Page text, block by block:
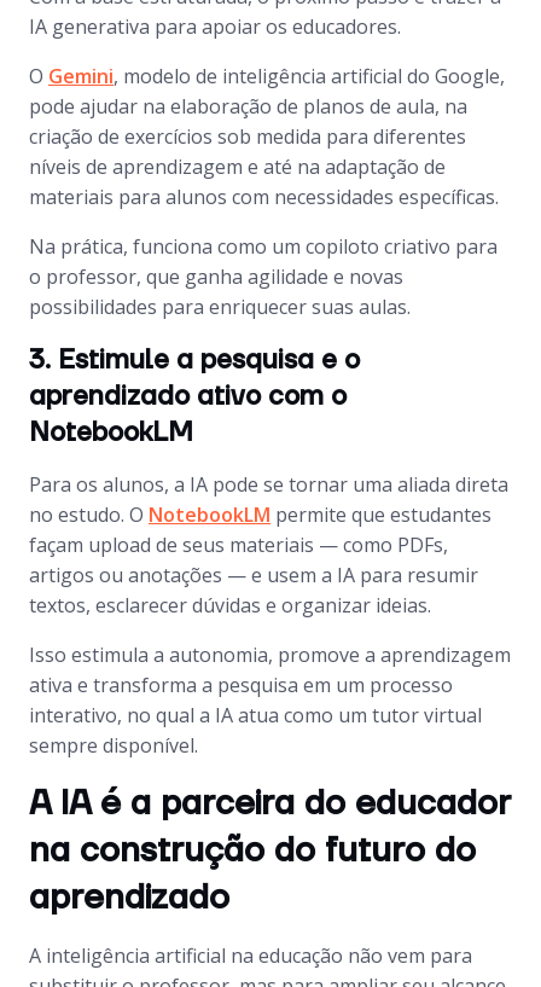
IA generativa para apoiar os educadores.
O Gemini, modelo de inteligência artificial do Google,
pode ajudar na elaboração de planos de aula, na
criação de exercícios sob medida para diferentes
níveis de aprendizagem e até na adaptação de
materiais para alunos com necessidades específicas.
Na prática, funciona como um copiloto criativo para
o professor, que ganha agilidade e novas
possibilidades para enriquecer suas aulas.
3. Estimule a pesquisa e o
aprendizado ativo com o
NotebookLM
Para os alunos, a IA pode se tornar uma aliada direta
no estudo. O NotebookLM permite que estudantes
façam upload de seus materiais — como PDFs,
artigos ou anotações — e usem a IA para resumir
textos, esclarecer dúvidas e organizar ideias.
Isso estimula a autonomia, promove a aprendizagem
ativa e transforma a pesquisa em um processo
interativo, no qual a IA atua como um tutor virtual
sempre disponível.
A IA é a parceira do educador
na construção do futuro do
aprendizado
A inteligência artificial na educação não vem para